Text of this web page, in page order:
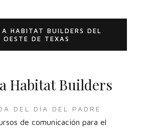
HABITAT BUILDERS DEL
OESTE DE TEXAS
Habitat Builders
DEL DÍA DEL PADRE
de comunicación para el